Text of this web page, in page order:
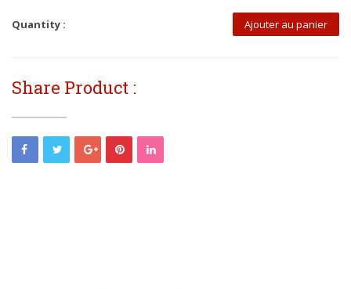
Quantity : Ajouter au panier
Share Product :